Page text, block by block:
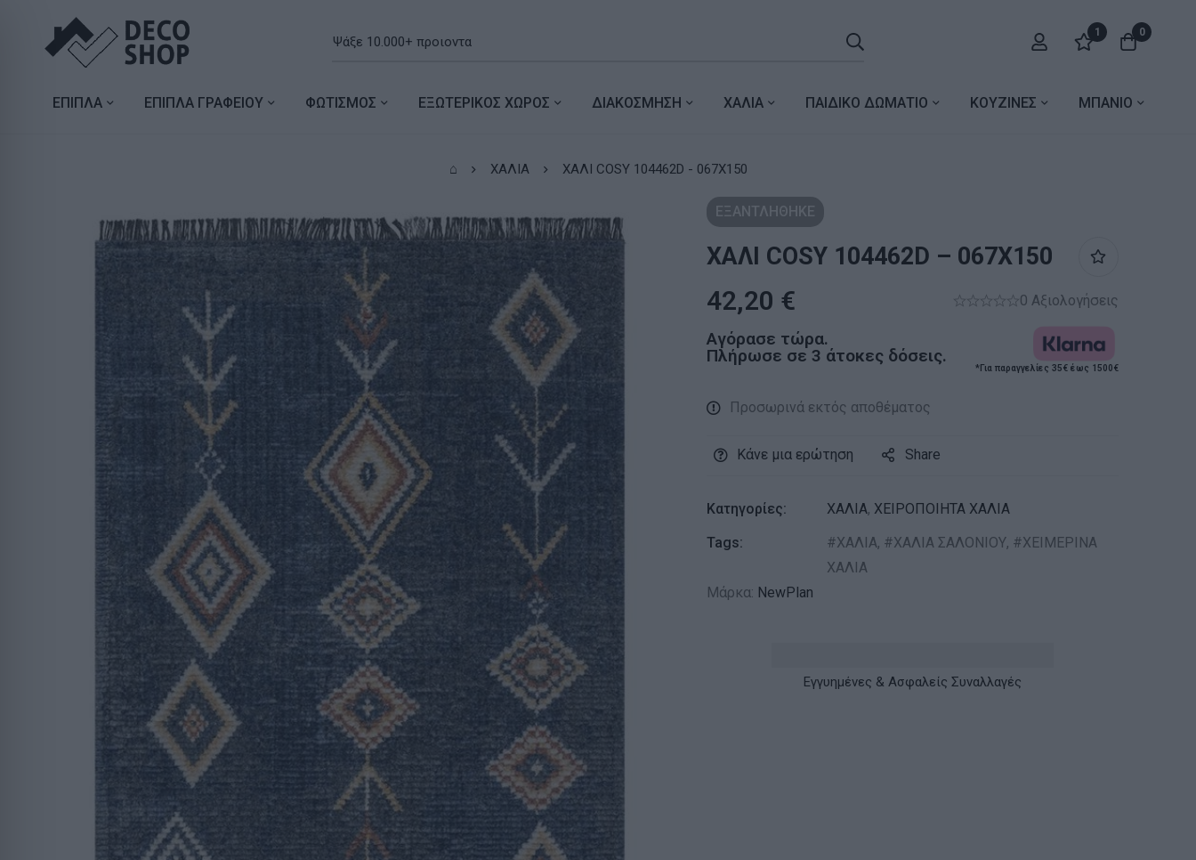
1 0
ΕΠΙΠΛΑ ΕΠΙΠΛΑ ΓΡΑΦΕΙΟΥ ΦΩΤΙΣΜΟΣ ΕΞΩΤΕΡΙΚΟΣ ΧΩΡΟΣ ΔΙΑΚΟΣΜΗΣΗ ΧΑΛΙΑ ΠΑΙΔΙΚΟ ΔΩΜΑΤΙΟ ΚΟΥΖΙΝΕΣ ΜΠΑΝΙΟ
⌂ ΧΑΛΙΑ ΧΑΛΙ COSY 104462D - 067X150
ΕΞΑΝΤΛΗΘΗΚΕ
ΧΑΛΙ COSY 104462D – 067X150
42,20 € 0 Αξιολογήσεις
Αγόρασε τώρα.
Πλήρωσε σε 3 άτοκες δόσεις.
*Για παραγγελίες 35€ έως 1500€
Προσωρινά εκτός αποθέματος
Κάνε μια ερώτηση Share
Κατηγορίες: ΧΑΛΙΑ, ΧΕΙΡΟΠΟΙΗΤΑ ΧΑΛΙΑ
Tags:
ΧΑΛΙΑ, ΧΑΛΙΑ ΣΑΛΟΝΙΟΥ,
ΧΕΙΜΕΡΙΝΑ
ΧΑΛΙΑ
Μάρκα: NewPlan
Εγγυημένες & Ασφαλείς Συναλλαγές